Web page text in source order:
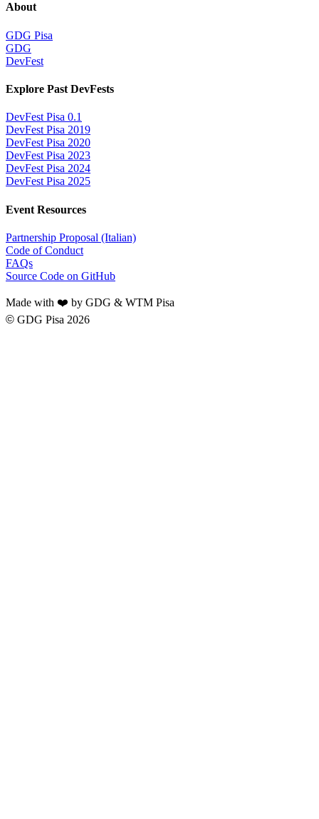
About
GDG Pisa
GDG
DevFest
Explore Past DevFests
DevFest Pisa 0.1
DevFest Pisa 2019
DevFest Pisa 2020
DevFest Pisa 2023
DevFest Pisa 2024
DevFest Pisa 2025
Event Resources
Partnership Proposal (Italian)
Code of Conduct
FAQs
Source Code on GitHub
Made with ❤️ by GDG & WTM Pisa
© GDG Pisa 2026